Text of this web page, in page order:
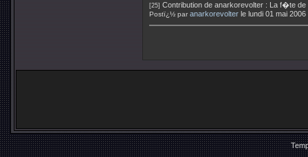
[25] Contribution de anarkorevolter : La f�te
Postï¿½ par anarkorevolter le lundi 01 mai